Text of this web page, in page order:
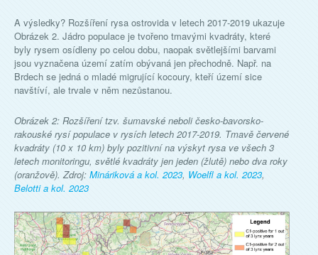
A výsledky? Rozšíření rysa ostrovida v letech 2017-2019 ukazuje
Obrázek 2. Jádro populace je tvořeno tmavými kvadráty, které
byly rysem osídleny po celou dobu, naopak světlejšími barvami
jsou vyznačena území zatím obývaná jen přechodně. Např. na
Brdech se jedná o mladé migrující kocoury, kteří území sice
navštíví, ale trvale v něm nezůstanou.
Obrázek 2: Rozšíření tzv. šumavské neboli česko-bavorsko-
rakouské rysí populace v rysích letech 2017-2019. Tmavě červené
kvadráty (10 x 10 km) byly pozitivní na výskyt rysa ve všech 3
letech monitoringu, světlé kvadráty jen jeden (žlutě) nebo dva roky
(oranžově). Zdroj: Mináriková a kol. 2023, Woelfl a kol. 2023,
Belotti a kol. 2023